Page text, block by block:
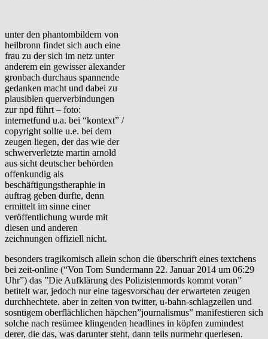
unter den phantombildern von
heilbronn findet sich auch eine
frau zu der sich im netz unter
anderem ein gewisser alexander
gronbach durchaus spannende
gedanken macht und dabei zu
plausiblen querverbindungen
zur npd führt – foto:
internetfund u.a. bei “kontext” /
copyright sollte u.e. bei dem
zeugen liegen, der das wie der
schwerverletzte martin arnold
aus sicht deutscher behörden
offenkundig als
beschäftigungstheraphie in
auftrag geben durfte, denn
ermittelt im sinne einer
veröffentlichung wurde mit
diesen und anderen
zeichnungen offiziell nicht.
besonders tragikomisch allein schon die überschrift eines textchens
bei zeit-online (“Von Tom Sundermann 22. Januar 2014 um 06:29
Uhr”) das ”Die Aufklärung des Polizistenmords kommt voran”
betitelt war, jedoch nur eine tagesvorschau der erwarteten zeugen
durchhechtete. aber in zeiten von twitter, u-bahn-schlagzeilen und
sosntigem oberflächlichen häpchen”journalismus” manifestieren sich
solche nach resümee klingenden headlines in köpfen zumindest
derer, die das, was darunter steht, dann teils nurmehr querlesen.